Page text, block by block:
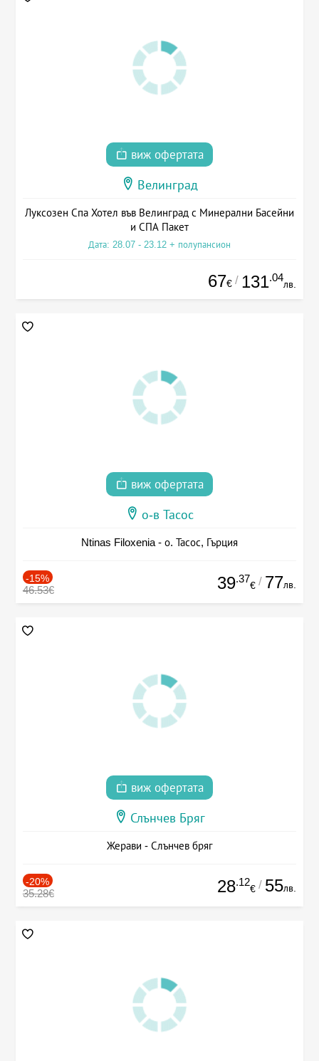
виж офертата
Велинград
Луксозен Спа Хотел във Велинград с Минерални Басейни
и СПА Пакет
Дата: 28.07 - 23.12 + полупансион
67€ / 131.04
лв.
виж офертата
о-в Тасос
Ntinas Filoxenia - о. Тасос, Гърция
-15%
46.53€ 39.37
€ / 77лв.
виж офертата
Слънчев Бряг
Жерави - Слънчев бряг
-20%
35.28€ 28.12
€ / 55лв.